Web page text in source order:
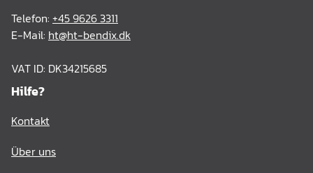
Telefon: +45 9626 3311
E-Mail: ht@ht-bendix.dk
VAT ID: DK34215685
Hilfe?
Kontakt
Über uns